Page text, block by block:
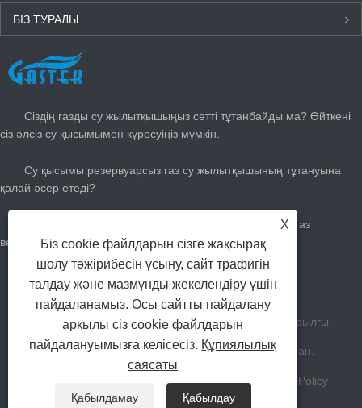
БІЗ ТУРАЛЫ
СОҢҒЫ ЖАҢАЛЫҚТАР
Сіздің газды су жылытқышыңыз сәтті тұтанбайды ма? Өйткені
сіз әлсіз су қысымымен күресуіңіз мүмкін.
Су қысымы резервуарсыз газ су жылытқышының тұтануына
қалай әсер етеді?
Жазға газды жылытқышты қалай реттеуге болады: газ
вексельдерін кесіп, салқын болыңыз
Сізге қанша үлкен газ су қыздырғыш қажет?
Авторлық құқық Жаншан Гастек Үйге арналған Құрылғы
Компаниясы шектеулі Барлық құқықтар қорғалған.
RSS XML Privacy Policy
X
Біз cookie файлдарын сізге жақсырақ
шолу тәжірибесін ұсыну, сайт трафигін
талдау және мазмұнды жекелендіру үшін
пайдаланамыз. Осы сайтты пайдалану
арқылы сіз cookie файлдарын
пайдалануымызға келісесіз. Құпиялылық
саясаты
Қабылдамау Қабылдау